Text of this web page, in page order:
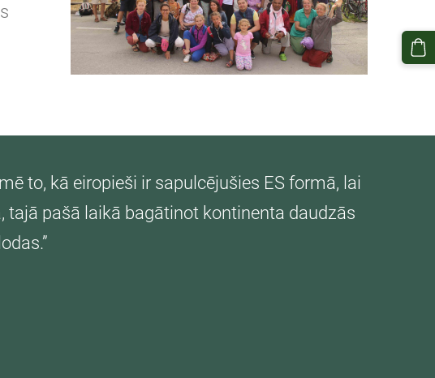
to, kā eiropieši ir sapulcējušies ES formā, lai
tajā pašā laikā bagātinot kontinenta daudzās